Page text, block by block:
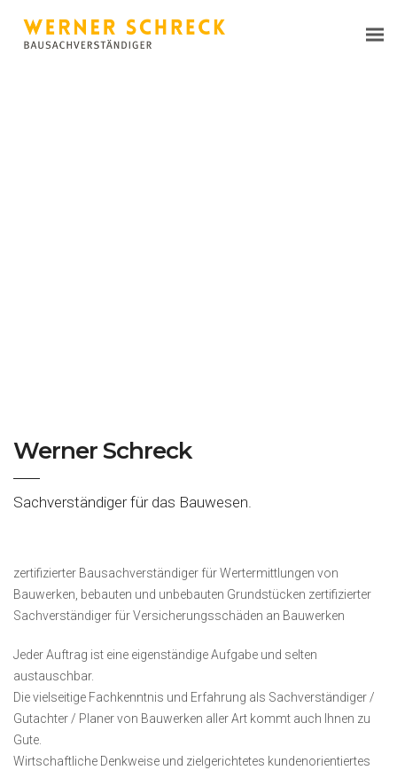
Werner Schreck
Sachverständiger für das Bauwesen.
zertifizierter Bausachverständiger für Wertermittlungen von
Bauwerken, bebauten und unbebauten Grundstücken zertifizierter
Sachverständiger für Versicherungsschäden an Bauwerken
Jeder Auftrag ist eine eigenständige Aufgabe und selten
austauschbar.
Die vielseitige Fachkenntnis und Erfahrung als Sachverständiger /
Gutachter / Planer von Bauwerken aller Art kommt auch Ihnen zu
Gute.
Wirtschaftliche Denkweise und zielgerichtetes kundenorientiertes